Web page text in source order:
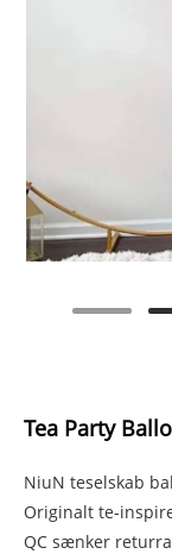
Tea Party
NiuN teselskab
Originalt te-
QC sænker